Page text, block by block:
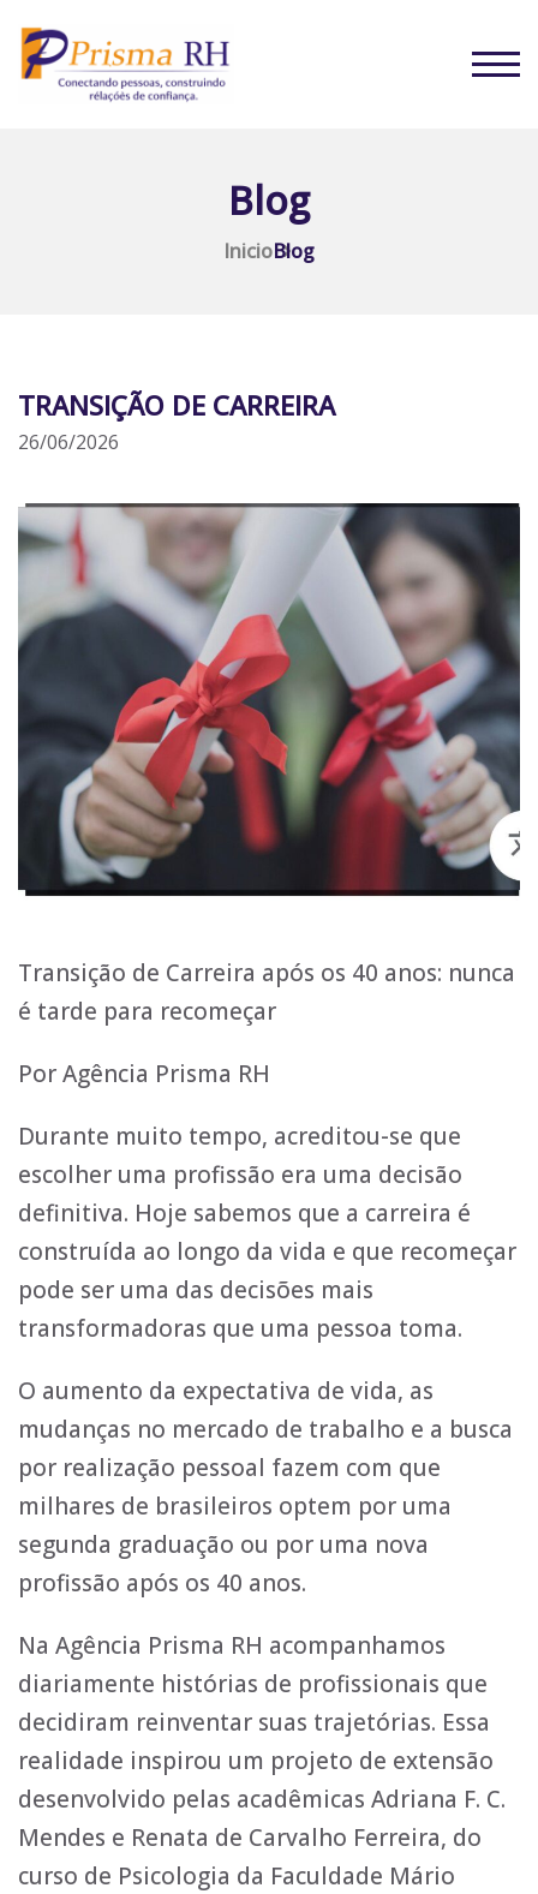
Blog
InicioBlog
TRANSIÇÃO DE CARREIRA
26/06/2026
Transição de Carreira após os 40 anos: nunca
é tarde para recomeçar
Por Agência Prisma RH
Durante muito tempo, acreditou-se que
escolher uma profissão era uma decisão
definitiva. Hoje sabemos que a carreira é
construída ao longo da vida e que recomeçar
pode ser uma das decisões mais
transformadoras que uma pessoa toma.
O aumento da expectativa de vida, as
mudanças no mercado de trabalho e a busca
por realização pessoal fazem com que
milhares de brasileiros optem por uma
segunda graduação ou por uma nova
profissão após os 40 anos.
Na Agência Prisma RH acompanhamos
diariamente histórias de profissionais que
decidiram reinventar suas trajetórias. Essa
realidade inspirou um projeto de extensão
desenvolvido pelas acadêmicas Adriana F. C.
Mendes e Renata de Carvalho Ferreira, do
curso de Psicologia da Faculdade Mário